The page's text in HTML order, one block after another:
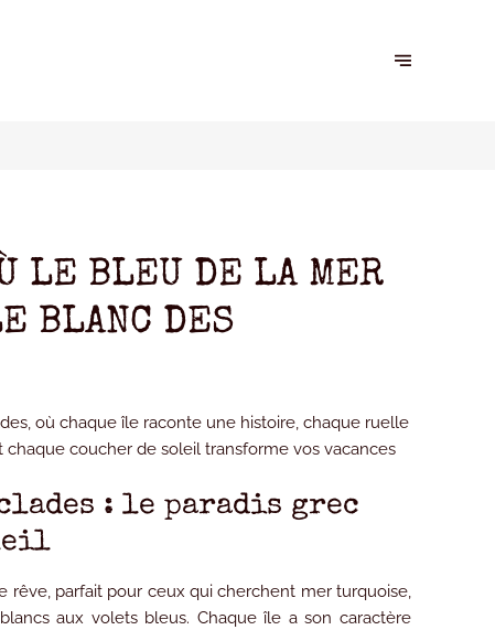
LE BLEU DE LA MER
BLANC DES
où chaque île raconte une histoire, chaque ruelle
chaque coucher de soleil transforme vos vacances
: le paradis grec
rêve, parfait pour ceux qui cherchent mer turquoise,
aux volets bleus. Chaque île a son caractère